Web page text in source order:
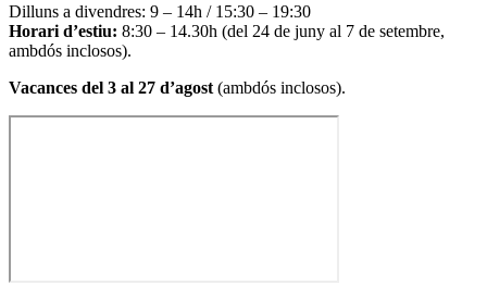
Dilluns a divendres: 9 – 14h / 15:30 – 19:30
Horari d’estiu: 8:30 – 14.30h (del 24 de juny al 7 de setembre,
ambdós inclosos).
Vacances del 3 al 27 d’agost (ambdós inclosos).